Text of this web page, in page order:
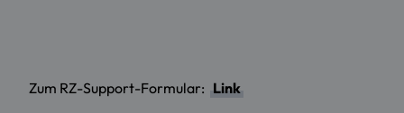
Zum RZ-Support-Formular: Link